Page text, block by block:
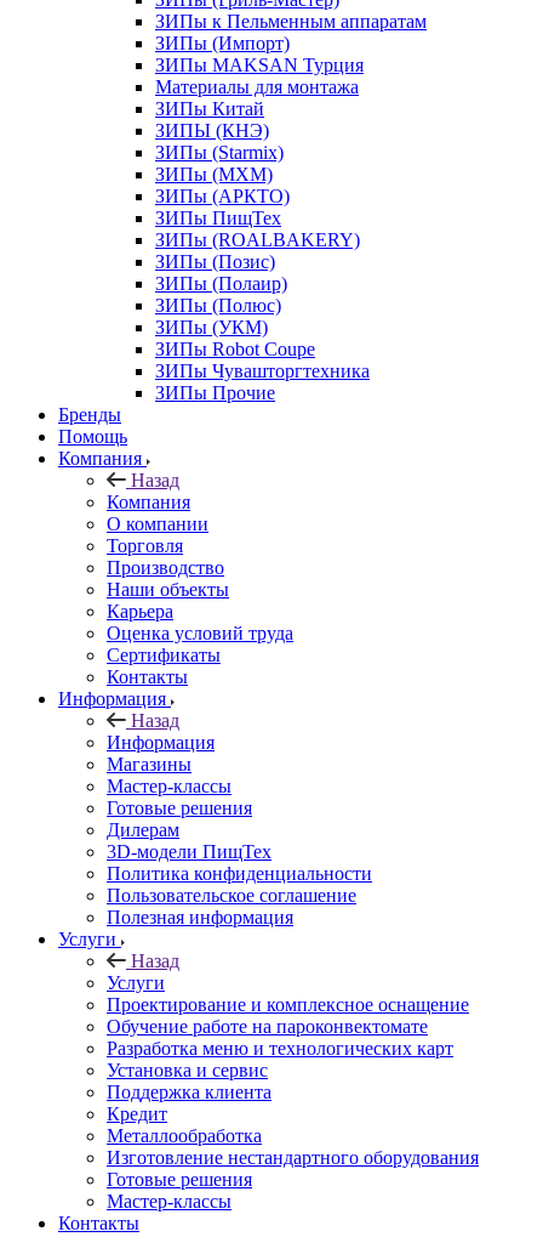
ЗИПы к Пельменным аппаратам
ЗИПы (Импорт)
ЗИПы MAKSAN Турция
Материалы для монтажа
ЗИПы Китай
ЗИПЫ (КНЭ)
ЗИПы (Starmix)
ЗИПы (МХМ)
ЗИПы (АРКТО)
ЗИПы ПищТех
ЗИПы (ROALBAKERY)
ЗИПы (Позис)
ЗИПы (Полаир)
ЗИПы (Полюс)
ЗИПы (УКМ)
ЗИПы Robot Coupe
ЗИПы Чувашторгтехника
ЗИПы Прочие
Бренды
Помощь
Компания
Назад
Компания
О компании
Торговля
Производство
Наши объекты
Карьера
Оценка условий труда
Сертификаты
Контакты
Информация
Назад
Информация
Магазины
Мастер-классы
Готовые решения
Дилерам
3D-модели ПищТех
Политика конфиденциальности
Пользовательское соглашение
Полезная информация
Услуги
Назад
Услуги
Проектирование и комплексное оснащение
Обучение работе на пароконвектомате
Разработка меню и технологических карт
Установка и сервис
Поддержка клиента
Кредит
Металлообработка
Изготовление нестандартного оборудования
Готовые решения
Мастер-классы
Контакты